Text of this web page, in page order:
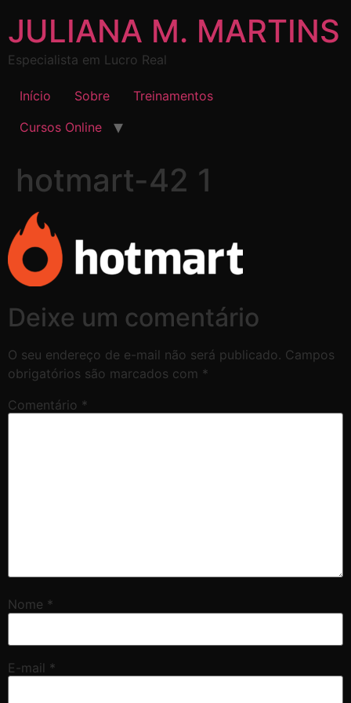
JULIANA M. MARTINS
Especialista em Lucro Real
Início Sobre
Treinamentos
Cursos Online
hotmart-42 1
Deixe um comentário
O seu endereço de e-mail não será publicado. Campos
obrigatórios são marcados com *
Comentário *
Nome *
E-mail *